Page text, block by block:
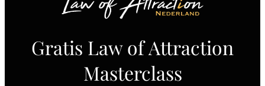
Gratis Law of Attraction
Masterclass